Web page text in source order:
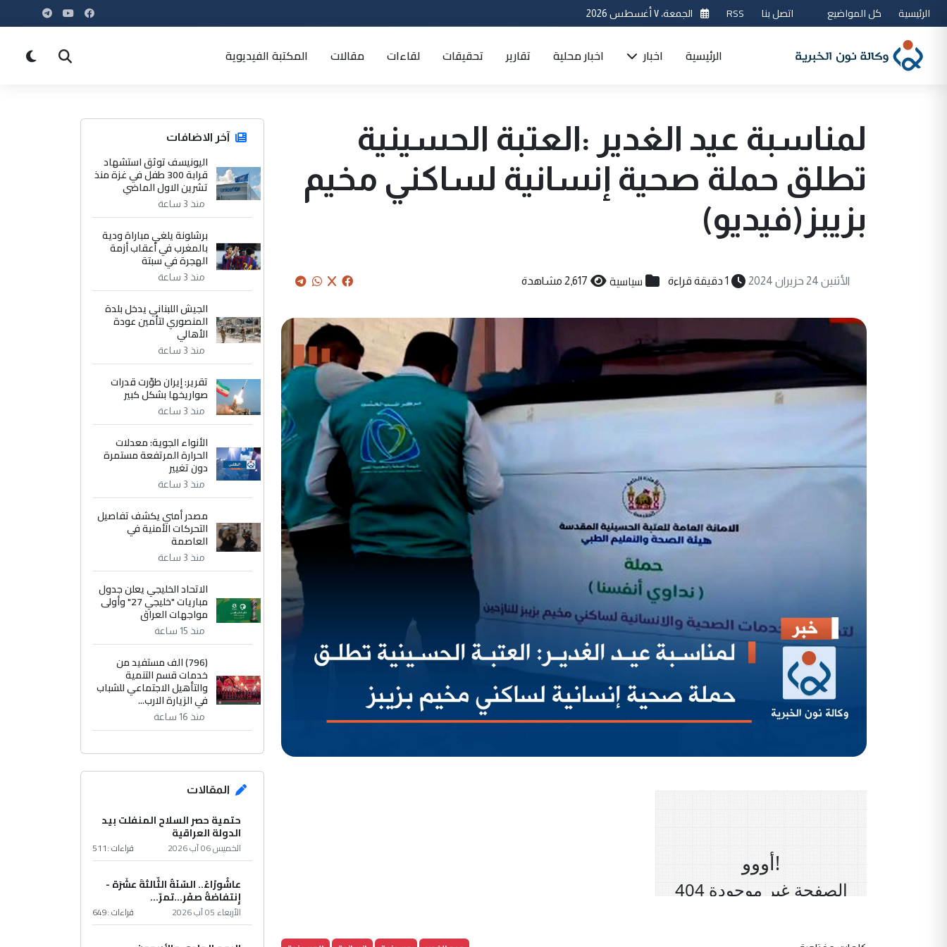
الرئيسية كل المواضيع اتصل بنا RSS الجمعة، ٧ أغسطس 2026
الرئيسية اخبار اخبار محلية تقارير تحقيقات لقاءات مقالات المكتبة الفيديوية
لمناسبة عيد الغدير :العتبة الحسينية
تطلق حملة صحية إنسانية لساكني مخيم
بزيبز(فيديو)
الأثنين 24 حزيران 2024 1 دقيقة قراءة سياسية 2,617 مشاهدة
آخر الاضافات
اليونيسف توثق استشهاد
قرابة 300 طفل في غزة منذ
تشرين الاول الماضي
منذ 3 ساعة
برشلونة يلغي مباراة ودية
بالمغرب في أعقاب أزمة
الهجرة في سبتة
منذ 3 ساعة
الجيش اللبناني يدخل بلدة
المنصوري لتأمين عودة
الأهالي
منذ 3 ساعة
تقرير: إيران طوّرت قدرات
صواريخها بشكل كبير
منذ 3 ساعة
الأنواء الجوية: معدلات
الحرارة المرتفعة مستمرة
دون تغيير
منذ 3 ساعة
مصدر أمني يكشف تفاصيل
التحركات الأمنية في
العاصمة
منذ 3 ساعة
الاتحاد الخليجي يعلن جدول
مباريات "خليجي 27" وأولى
مواجهات العراق
منذ 15 ساعة
(796) الف مستفيد من
خدمات قسم التنمية
والتأهيل الاجتماعي للشباب
في الزيارة الارب...
منذ 16 ساعة
المقالات
حتمية حصر السلاح المنفلت بيد
الدولة العراقية
الخميس 06 آب 2026 قراءات :511
عاشُورْاءُ.. السّنَةُ الثّالثةَ عشَرَة -
إِنتفاضةُ صفَر…تمرّ...
الأربعاء 05 آب 2026 قراءات :649